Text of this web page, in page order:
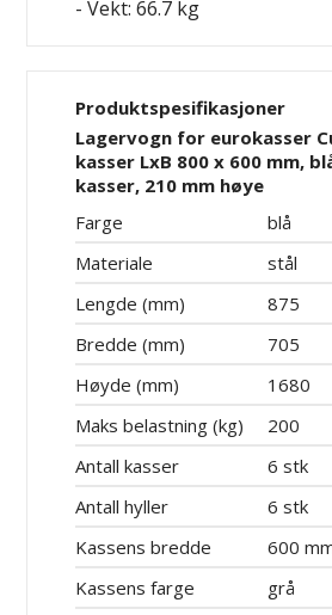
- Vekt: 66.7 kg
Produktspesifikasjoner
Lagervogn for eurokasser
kasser LxB 800 x 600 mm,
kasser, 210 mm høye
Farge
blå
Materiale
stål
Lengde (mm)
875
Bredde (mm)
705
Høyde (mm)
1680
Maks belastning (kg)
200
Antall kasser
6 stk
Antall hyller
6 stk
Kassens bredde
600
Kassens farge
grå